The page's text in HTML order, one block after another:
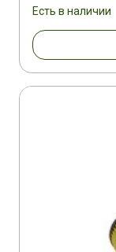
Есть в наличии